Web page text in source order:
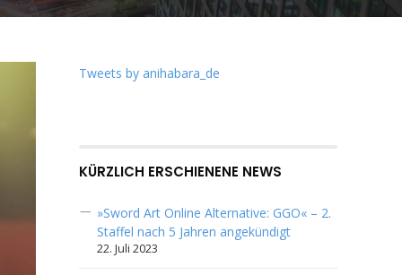
Tweets by anihabara_de
KÜRZLICH ERSCHIENENE NEWS
»Sword Art Online Alternative: GGO« – 2.
Staffel nach 5 Jahren angekündigt
22. Juli 2023